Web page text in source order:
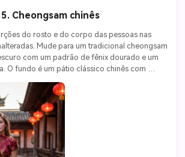
5. Cheongsam chinês
do rosto e do corpo das pessoas nas
Mude para um tradicional cheongsam
com um padrão de fênix dourado e um
O fundo é um pátio clássico chinês com
Z9, lente 50mm f/1.2, ISO 250, f/2.8.
e oriental.